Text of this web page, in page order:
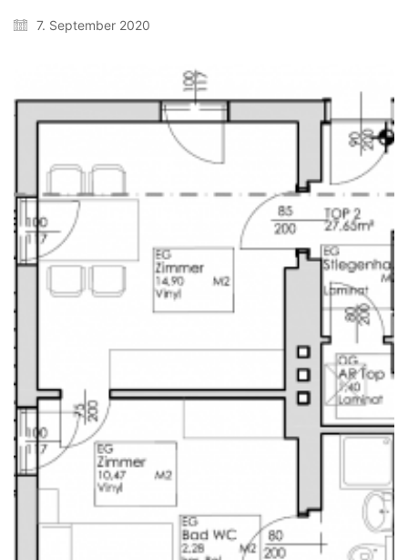
7. September 2020
WeiserLeben GmbH
A-5020 Salzburg
office@weiserleben.at
+43(0) 664 244 88 38
Wir schaffen Lebensräume, die die Außenwelt mit der
Innenwelt verbinden. Das Persönliche steht stets im
Vordergrund.
Kontakt
Newsletter
Impressum
Datenschutzerklärung – WeiserLeben